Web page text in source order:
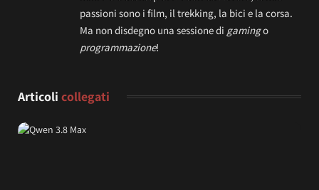
passioni sono i film, il trekking, la bici e la corsa.
Ma non disdegno una sessione di gamingo
programmazione!
Articoli collegati